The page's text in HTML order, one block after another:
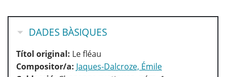
HIDE
DADES BÀSIQUES
Títol original: Le fléau
Compositor/a: Jaques-Dalcroze, Émile